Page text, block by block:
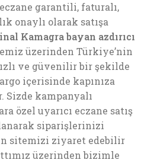
eczane garantili, faturalı,
onaylı olarak satışa
Kamagra bayan azdırıcı
üzerinden Türkiye’nin
ve güvenilir bir şekilde
içerisinde kapınıza
kampanyalı
özel uyarıcı eczane satış
siparişlerinizi
sitemizi ziyaret edebilir
üzerinden bizimle